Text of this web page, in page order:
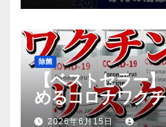
除菌
【ベストセラー
めるコロナワク
法【本要約】
2026年6月15日